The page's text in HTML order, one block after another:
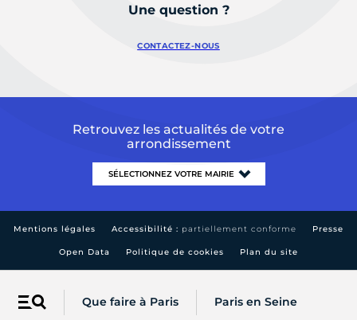
Menu Que faire à Paris Paris en Seine
Une question ?
CONTACTEZ-NOUS
Retrouvez les actualités de votre
arrondissement
Mentions légales Accessibilité : partiellement conforme Presse
Open Data Politique de cookies Plan du site